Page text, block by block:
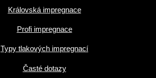
Královská impregnace
Profi impregnace
Typy tlakových impregnací
Časté dotazy